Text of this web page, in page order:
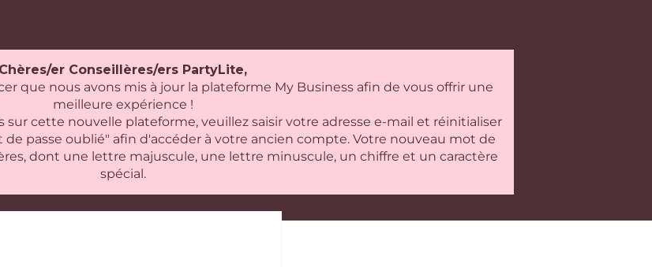
Chères/er Conseillères/ers PartyLite,
que nous avons mis à jour la plateforme My Business afin de vous offrir une
meilleure expérience !
cette nouvelle plateforme, veuillez saisir votre adresse e-mail et réinitialiser
passe oublié" afin d'accéder à votre ancien compte. Votre nouveau mot de
dont une lettre majuscule, une lettre minuscule, un chiffre et un caractère
spécial.